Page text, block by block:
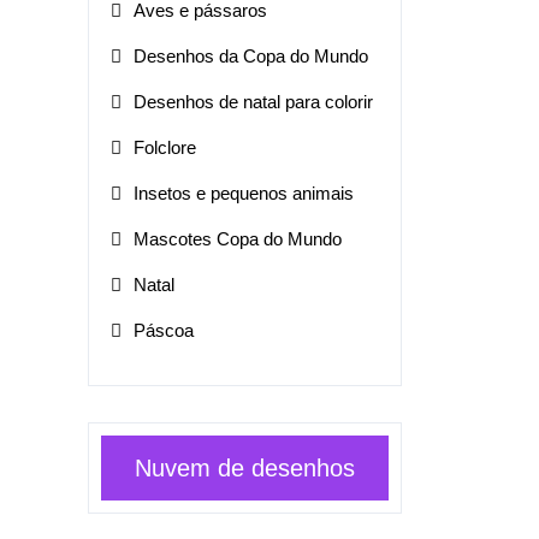
Aves e pássaros
Desenhos da Copa do Mundo
Desenhos de natal para colorir
Folclore
Insetos e pequenos animais
Mascotes Copa do Mundo
Natal
Páscoa
Nuvem de desenhos